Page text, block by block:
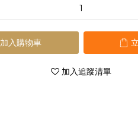
加入購物車
加入追蹤清單